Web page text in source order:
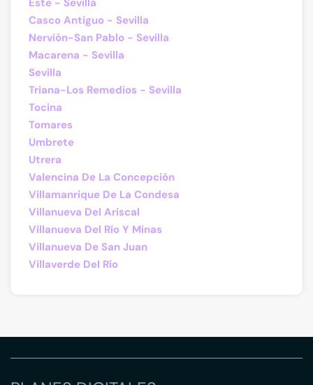
Este - Sevilla
Casco Antiguo - Sevilla
Nervión-San Pablo - Sevilla
Macarena - Sevilla
Sevilla
Triana-Los Remedios - Sevilla
Tocina
Tomares
Umbrete
Utrera
Valencina De La Concepción
Villamanrique De La Condesa
Villanueva Del Ariscal
Villanueva Del Río Y Minas
Villanueva De San Juan
Villaverde Del Río